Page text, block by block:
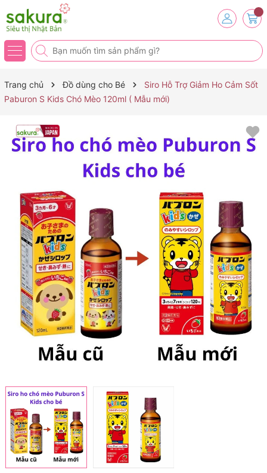
Trang chủ Đồ dùng cho Bé
Siro Hỗ Trợ Giảm Ho Cảm Sốt
Paburon S Kids Chó Mèo 120ml ( Mẫu mới)